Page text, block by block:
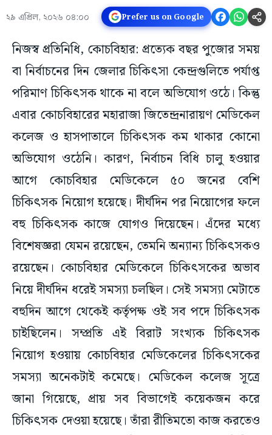
২৯ এপ্রিল, ২০২৬ ০৪:০০ Prefer us on Google
নিজস্ব প্রতিনিধি, কোচবিহার: প্রত্যেক বছর পুজোর সময়
বা নির্বাচনের দিন জেলার চিকিৎসা কেন্দ্রগুলিতে পর্যাপ্ত
পরিমাণ চিকিৎসক থাকে না বলে অভিযোগ ওঠে। কিন্তু
এবার কোচবিহারের মহারাজা জিতেন্দ্রনারায়ণ মেডিকেল
কলেজ ও হাসপাতালে চিকিৎসক কম থাকার কোনো
অভিযোগ ওঠেনি। কারণ, নির্বাচন বিধি চালু হওয়ার
আগে কোচবিহার মেডিকেলে ৫০ জনের বেশি
চিকিৎসক নিয়োগ হয়েছে। দীর্ঘদিন পর নিয়োগের ফলে
বহু চিকিৎসক কাজে যোগও দিয়েছেন। এঁদের মধ্যে
বিশেষজ্ঞরা যেমন রয়েছেন, তেমনি অন্যান্য চিকিৎসকও
রয়েছেন। কোচবিহার মেডিকেলে চিকিৎসকের অভাব
নিয়ে দীর্ঘদিন ধরেই সমস্যা চলছিল। সেই সমস্যা মেটাতে
বহুদিন আগে থেকেই কর্তৃপক্ষ ওই সব পদে চিকিৎসক
চাইছিলেন। সম্প্রতি এই বিরাট সংখ্যক চিকিৎসক
নিয়োগ হওয়ায় কোচবিহার মেডিকেলের চিকিৎসকের
সমস্যা অনেকটাই কমেছে। মেডিকেল কলেজ সূত্রে
জানা গিয়েছে, প্রায় সব বিভাগেই কয়েকজন করে
চিকিৎসক দেওয়া হয়েছে। তাঁরা রীতিমতো কাজ করতেও